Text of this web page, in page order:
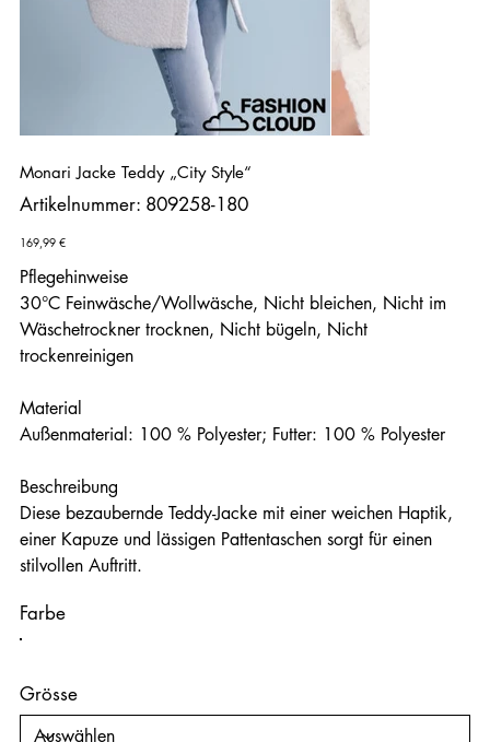
Monari Jacke Teddy „City Style“
Artikelnummer: Artikelnummer:
809258-
809258-180
Preis
169,99 €
Pflegehinweise
30°C Feinwäsche/Wollwäsche, Nicht bleichen, Nicht im
Wäschetrockner trocknen, Nicht bügeln, Nicht
trockenreinigen
Material
Außenmaterial: 100 % Polyester; Futter: 100 % Polyester
Beschreibung
Diese bezaubernde Teddy-Jacke mit einer weichen Haptik,
einer Kapuze und lässigen Pattentaschen sorgt für einen
stilvollen Auftritt.
Farbe
Grösse